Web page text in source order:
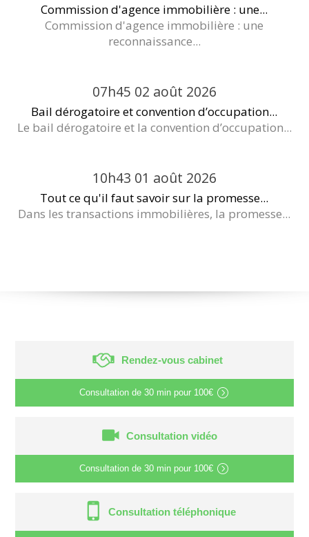
Commission d'agence immobilière : une...
Commission d'agence immobilière : une
reconnaissance...
07h45 02 août 2026
Bail dérogatoire et convention d’occupation...
Le bail dérogatoire et la convention d’occupation...
10h43 01 août 2026
Tout ce qu'il faut savoir sur la promesse...
Dans les transactions immobilières, la promesse...
Rendez-vous cabinet
Consultation de 30 min pour 100€
Consultation vidéo
Consultation de 30 min pour 100€
Consultation téléphonique